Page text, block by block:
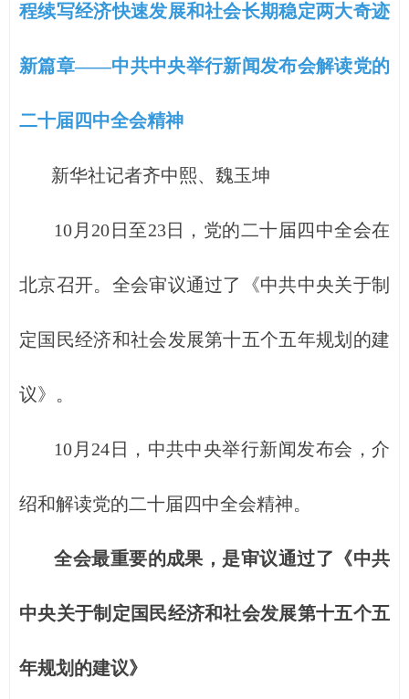
程续写经济快速发展和社会长期稳定两大奇迹
新篇章——中共中央举行新闻发布会解读党的
二十届四中全会精神
新华社记者齐中熙、魏玉坤
10月20日至23日，党的二十届四中全会在
北京召开。全会审议通过了《中共中央关于制
定国民经济和社会发展第十五个五年规划的建
议》。
10月24日，中共中央举行新闻发布会，介
绍和解读党的二十届四中全会精神。
全会最重要的成果，是审议通过了《中共
中央关于制定国民经济和社会发展第十五个五
年规划的建议》